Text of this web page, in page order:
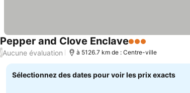
Pepper and Clove Enclave3 Étoiles
/Aucune évaluation à 5126.7 km de : Centre-ville
Sélectionnez des dates pour voir les prix exacts